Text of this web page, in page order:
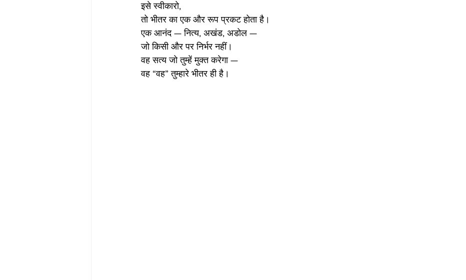
इसे स्वीकारो,
तो भीतर का एक और रूप प्रकट होता है।
एक आनंद — नित्य, अखंड, अडोल —
जो किसी और पर निर्भर नहीं।
वह सत्य जो तुम्हें मुक्त करेगा —
वह “वह” तुम्हारे भीतर ही है।